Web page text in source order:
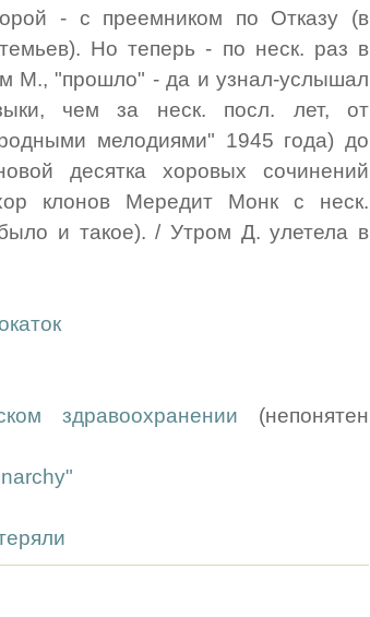
- с преемником по Отказу (в
Но теперь - по неск. раз в
М., "прошло" - да и узнал-услышал
чем за неск. посл. лет, от
мелодиями" 1945 года) до
десятка хоровых сочинений
клонов Мередит Монк с неск.
и такое). / Утром Д. улетела в
здравоохранении (непонятен